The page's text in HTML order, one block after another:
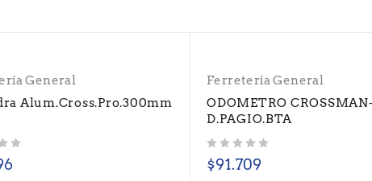
General
Alum.Cross.Pro.300mm
Ferretería General
ODOMETRO
D.PAGIO.BTA
$91.709